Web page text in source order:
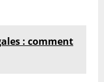
: comment